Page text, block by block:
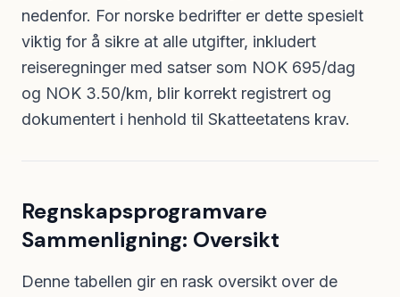
nedenfor. For norske bedrifter er dette spesielt
viktig for å sikre at alle utgifter, inkludert
reiseregninger med satser som NOK 695/dag
og NOK 3.50/km, blir korrekt registrert og
dokumentert i henhold til Skatteetatens krav.
Regnskapsprogramvare
Sammenligning: Oversikt
Denne tabellen gir en rask oversikt over de